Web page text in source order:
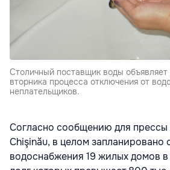
Столичный поставщик воды
вторника процесса отключения от
неплательщиков.
Согласно сообщению для
Chişinău, в целом запланировано
водоснабжения 19 жилых домов в